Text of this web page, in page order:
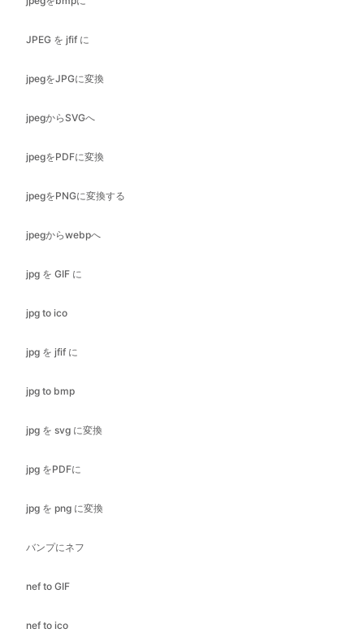
jpegをJPGに変換
jpegからSVGへ
jpegをPDFに変換
jpegをPNGに変換する
jpegからwebpへ
jpg を GIF に
jpg to ico
jpg を jfif に
jpg to bmp
jpg を svg に変換
jpg をPDFに
jpg を png に変換
バンプにネフ
nef to GIF
nef to ico
nef to jfif